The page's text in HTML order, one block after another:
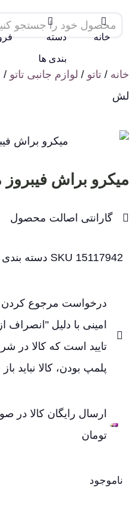
خانه دسته
بندی ها
خانه / تاتو / لوازم جانبی تاتو /
لش
میکرو براش
گارانتی اصالت محصول
SKU 15117942 دسته بندی
درخواست مرجوع کردن
امینی با دلیل "انصراف
تایید است که کالا در
پلمپ بودن، کالا نباید
تومان
ناموجود